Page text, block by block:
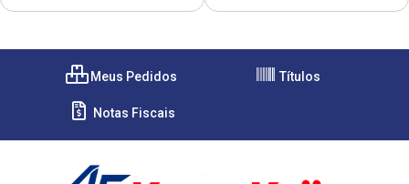
Meus Pedidos Títulos
Notas Fiscais